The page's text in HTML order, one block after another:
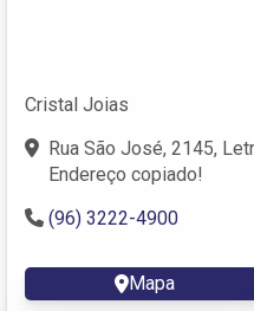
Cristal Joias
Rua São José, 2145,
Endereço copiado!
(96) 3222-4900
Mapa